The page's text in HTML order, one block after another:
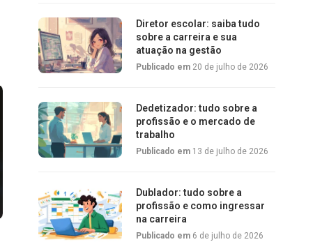
Diretor escolar: saiba tudo
sobre a carreira e sua
atuação na gestão
Publicado em 20 de julho de 2026
Dedetizador: tudo sobre a
profissão e o mercado de
trabalho
Publicado em 13 de julho de 2026
Dublador: tudo sobre a
profissão e como ingressar
na carreira
Publicado em 6 de julho de 2026